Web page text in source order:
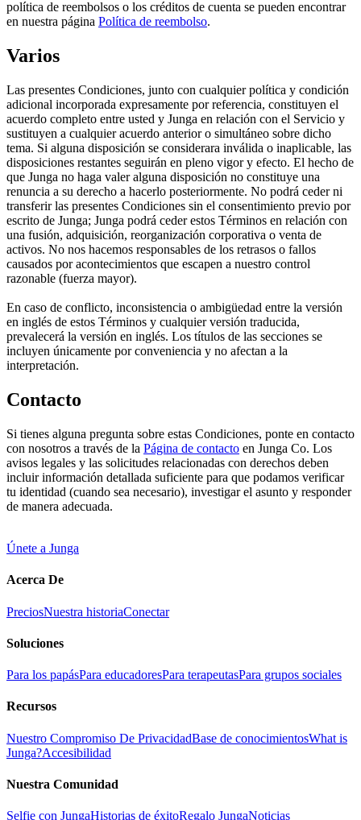
política de reembolsos o los créditos de cuenta se pueden encontrar
en nuestra página Política de reembolso.
Varios
Las presentes Condiciones, junto con cualquier política y condición
adicional incorporada expresamente por referencia, constituyen el
acuerdo completo entre usted y Junga en relación con el Servicio y
sustituyen a cualquier acuerdo anterior o simultáneo sobre dicho
tema. Si alguna disposición se considerara inválida o inaplicable, las
disposiciones restantes seguirán en pleno vigor y efecto. El hecho de
que Junga no haga valer alguna disposición no constituye una
renuncia a su derecho a hacerlo posteriormente. No podrá ceder ni
transferir las presentes Condiciones sin el consentimiento previo por
escrito de Junga; Junga podrá ceder estos Términos en relación con
una fusión, adquisición, reorganización corporativa o venta de
activos. No nos hacemos responsables de los retrasos o fallos
causados por acontecimientos que escapen a nuestro control
razonable (fuerza mayor).
En caso de conflicto, inconsistencia o ambigüedad entre la versión
en inglés de estos Términos y cualquier versión traducida,
prevalecerá la versión en inglés. Los títulos de las secciones se
incluyen únicamente por conveniencia y no afectan a la
interpretación.
Contacto
Si tienes alguna pregunta sobre estas Condiciones, ponte en contacto
con nosotros a través de la Página de contacto en Junga Co. Los
avisos legales y las solicitudes relacionadas con derechos deben
incluir información detallada suficiente para que podamos verificar
tu identidad (cuando sea necesario), investigar el asunto y responder
de manera adecuada.
Únete a Junga
Acerca De
PreciosNuestra historiaConectar
Soluciones
Para los papásPara educadoresPara terapeutasPara grupos sociales
Recursos
Nuestro Compromiso De PrivacidadBase de conocimientosWhat is
Junga?Accesibilidad
Nuestra Comunidad
Selfie con JungaHistorias de éxitoRegalo JungaNoticias